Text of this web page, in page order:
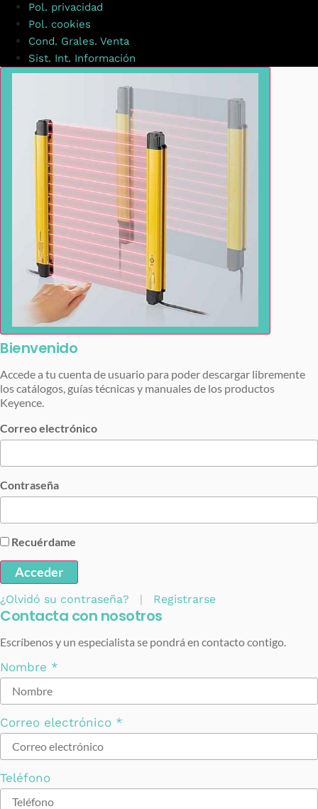
Pol. privacidad
Pol. cookies
Cond. Grales. Venta
Sist. Int. Información
Bienvenido
Accede a tu cuenta de usuario para poder descargar libremente
los catálogos, guías técnicas y manuales de los productos
Keyence.
Correo electrónico
Contraseña
Recuérdame
Acceder
¿Olvidó su contraseña? | Registrarse
Contacta con nosotros
Escríbenos y un especialista se pondrá en contacto contigo.
Nombre *
Correo electrónico *
Teléfono